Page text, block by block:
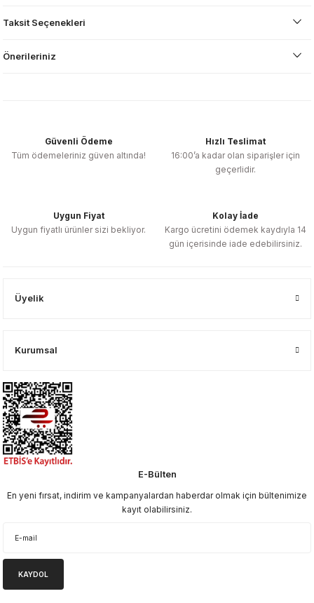
Taksit Seçenekleri
Önerileriniz
Güvenli Ödeme
Tüm ödemeleriniz güven altında!
Hızlı Teslimat
16:00’a kadar olan siparişler için
geçerlidir.
Uygun Fiyat
Uygun fiyatlı ürünler sizi bekliyor.
Kolay İade
Kargo ücretini ödemek kaydıyla 14
gün içerisinde iade edebilirsiniz.
Üyelik
Kurumsal
E-Bülten
En yeni fırsat, indirim ve kampanyalardan haberdar olmak için bültenimize
kayıt olabilirsiniz.
KAYDOL